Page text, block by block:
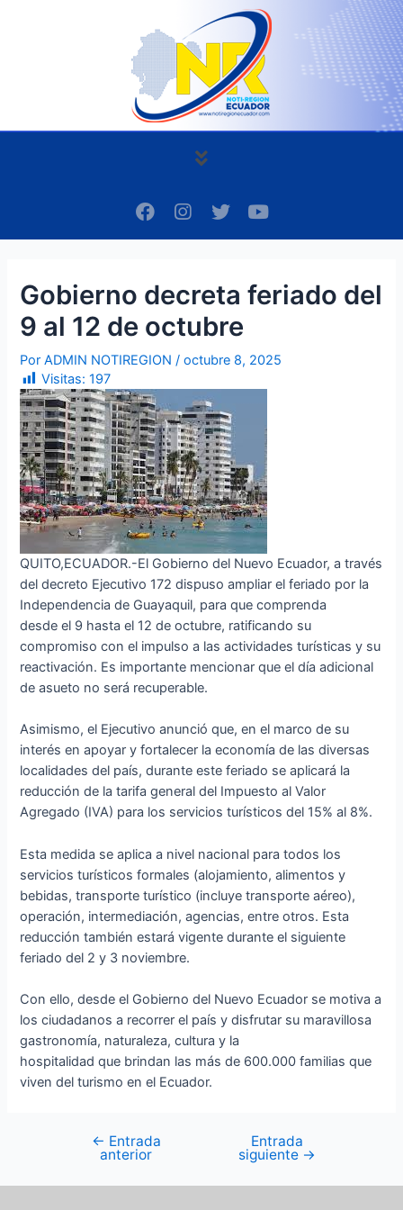
Menú
F
a
c
o
k
I
n
s
g
r
a
m
T
w
i
e
Y
o
u
b
Gobierno decreta feriado del
9 al 12 de octubre
PorADMIN NOTIREGION/octubre 8, 2025
Visitas: 197
QUITO,ECUADOR.-El Gobierno del Nuevo Ecuador, a través
del decreto Ejecutivo 172 dispuso ampliar el feriado por la
Independencia de Guayaquil, para que comprenda
desde el 9 hasta el 12 de octubre, ratificando su
compromiso con el impulso a las actividades turísticas y su
reactivación. Es importante mencionar que el día adicional
de asueto no será recuperable.
Asimismo, el Ejecutivo anunció que, en el marco de su
interés en apoyar y fortalecer la economía de las diversas
localidades del país, durante este feriado se aplicará la
reducción de la tarifa general del Impuesto al Valor
Agregado (IVA) para los servicios turísticos del 15% al 8%.
Esta medida se aplica a nivel nacional para todos los
servicios turísticos formales (alojamiento, alimentos y
bebidas, transporte turístico (incluye transporte aéreo),
operación, intermediación, agencias, entre otros. Esta
reducción también estará vigente durante el siguiente
feriado del 2 y 3 noviembre.
Con ello, desde el Gobierno del Nuevo Ecuador se motiva a
los ciudadanos a recorrer el país y disfrutar su maravillosa
gastronomía, naturaleza, cultura y la
hospitalidad que brindan las más de 600.000 familias que
viven del turismo en el Ecuador.
← Entrada
anterior
Entrada
siguiente →